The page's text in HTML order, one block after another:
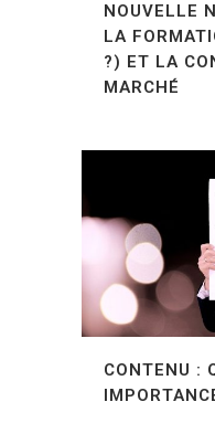
NOUVELLE
LA
?) ET LA
MARCHÉ
CONTENU :